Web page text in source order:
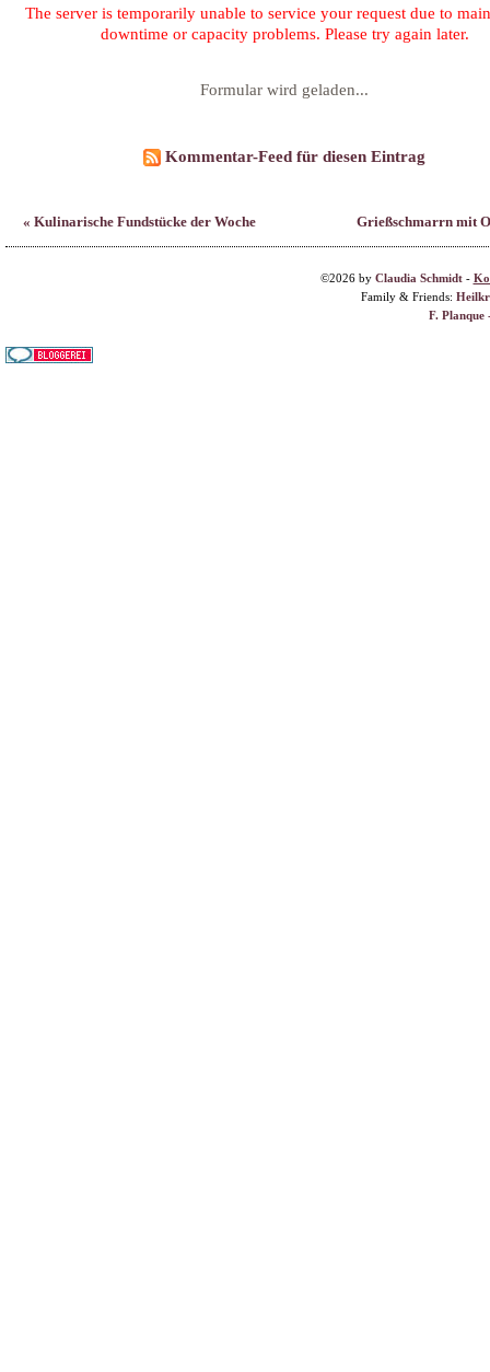
Kommentar-Feed für diesen Eintrag
Family & Friends: